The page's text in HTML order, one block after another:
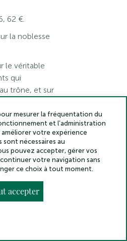
62 €.
la noblesse
le véritable
qui
trône, et sur
romaine.
sur les
aux six
sur Pompéi
mesurer la fréquentation du
et l’administration
votre expérience
nécessaires au
pouvez accepter, gérer vos
votre navigation sans
ce choix à tout moment.
accepter